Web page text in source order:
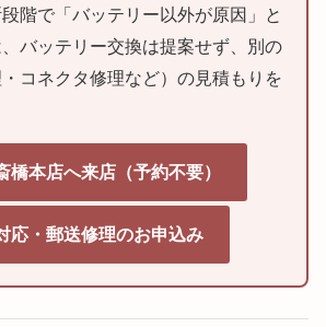
階で「バッテリー以外が原因」と
バッテリー交換は提案せず、別の
コネクタ修理など）の見積もりを
橋本店へ来店（予約不要）
応・郵送修理のお申込み